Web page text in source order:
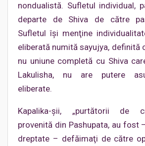
nondualistă. Sufletul individual,
departe de Shiva de către
Sufletul îşi menţine
eliberată numită sayujya, definită
nu uniune completă cu Shiva
Lakulisha, nu are putere
eliberate.
Kapalika-şii, „purtătorii de
provenită din Pashupata, au fost
dreptate – defăimaţi de către